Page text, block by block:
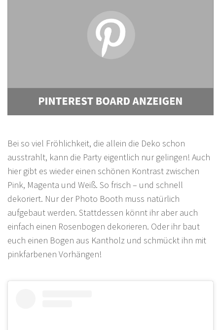
Bei so viel Fröhlichkeit, die allein die Deko schon
ausstrahlt, kann die Party eigentlich nur gelingen! Auch
hier gibt es wieder einen schönen Kontrast zwischen
Pink, Magenta und Weiß. So frisch – und schnell
dekoriert. Nur der Photo Booth muss natürlich
aufgebaut werden. Stattdessen könnt ihr aber auch
einfach einen Rosenbogen dekorieren. Oder ihr baut
euch einen Bogen aus Kantholz und schmückt ihn mit
pinkfarbenen Vorhängen!